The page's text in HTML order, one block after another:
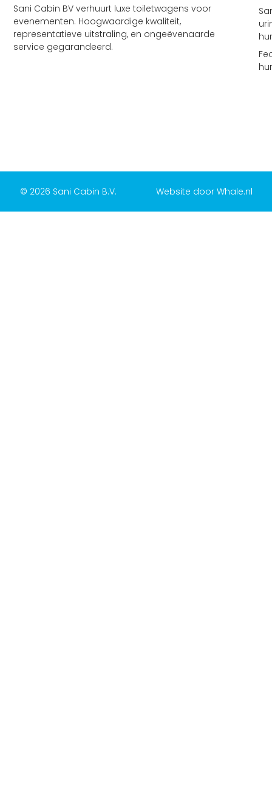
Sani Cabin BV verhuurt luxe toiletwagens voor
evenementen. Hoogwaardige kwaliteit,
representatieve uitstraling, en ongeëvenaarde
service gegarandeerd.
© 2026 Sani Cabin B.V. Website door Whale.nl